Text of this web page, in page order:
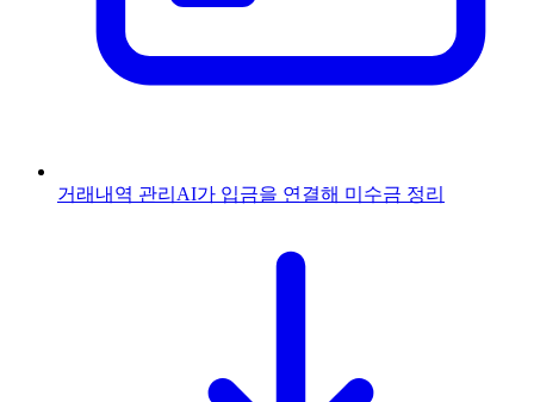
거래내역 관리 AI가 입금을 연결해 미수금 정리